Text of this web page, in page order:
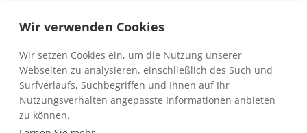
Wir verwenden Cookies
Wir setzen Cookies ein, um die Nutzung unserer
Webseiten zu analysieren, einschließlich des Such und
Surfverlaufs, Suchbegriffen und Ihnen auf Ihr
Nutzungsverhalten angepasste Informationen anbieten
zu können.
Fragen & Antworten
Für Reisebüros
ROLLSTUHL